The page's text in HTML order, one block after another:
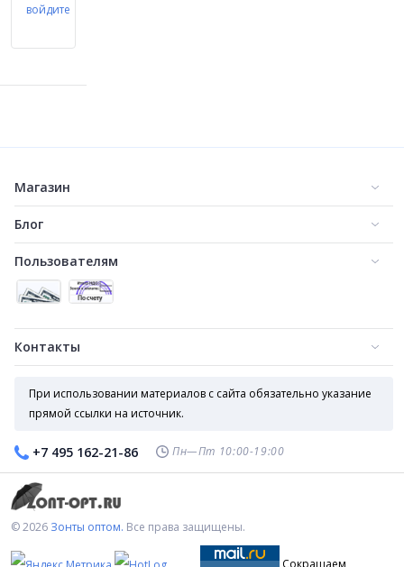
войдите
Магазин
Блог
Пользователям
Контакты
При использовании материалов с сайта обязательно указание
прямой ссылки на источник.
+7 495 162-21-86 Пн—Пт 10:00-19:00
© 2026 Зонты оптом. Все права защищены.
Сокращаем